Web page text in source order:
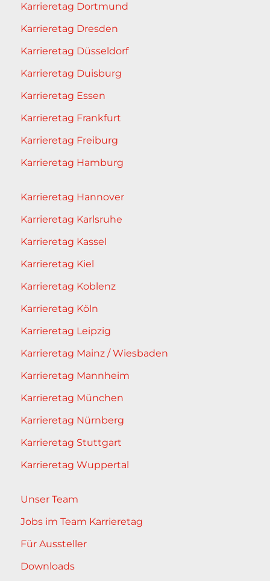
Karrieretag Dortmund
Karrieretag Dresden
Karrieretag Düsseldorf
Karrieretag Duisburg
Karrieretag Essen
Karrieretag Frankfurt
Karrieretag Freiburg
Karrieretag Hamburg
Karrieretag Hannover
Karrieretag Karlsruhe
Karrieretag Kassel
Karrieretag Kiel
Karrieretag Koblenz
Karrieretag Köln
Karrieretag Leipzig
Karrieretag Mainz / Wiesbaden
Karrieretag Mannheim
Karrieretag München
Karrieretag Nürnberg
Karrieretag Stuttgart
Karrieretag Wuppertal
Unser Team
Jobs im Team Karrieretag
Für Aussteller
Downloads